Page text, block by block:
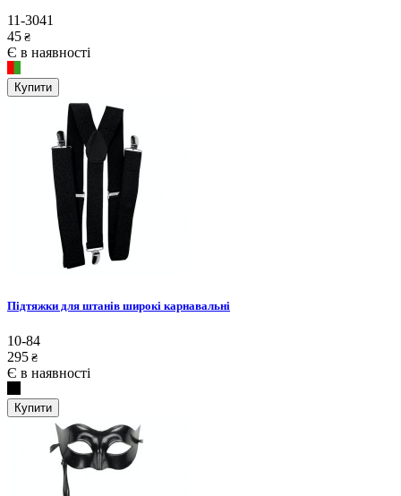
11-3041
45 ₴
Є в наявності
Купити
Підтяжки для штанів широкі карнавальні
10-84
295 ₴
Є в наявності
Купити